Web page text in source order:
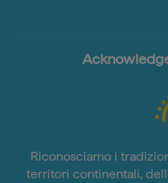
Riconosciamo i
territori continentali,